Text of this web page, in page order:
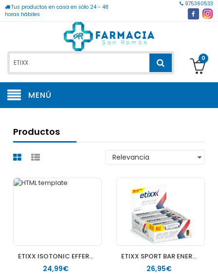
Tus productos en casa en sólo 24 - 48
horas hábiles
975360533
0
MENÚ
Productos
ETIXX ISOTONIC EFFERVESCENT DRINK TAB LIMON 10 TABLETS (3 UNIDADES) +
24,99€
ETIXX SPORT BAR ENERGY MARZIPAN 12 UNIDADES
26,95€